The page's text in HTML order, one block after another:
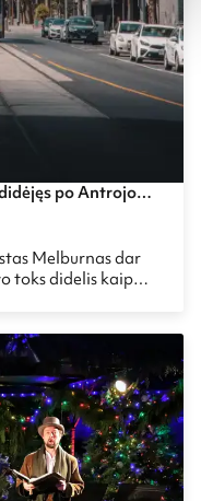
po Antrojo
Melburnas dar
toks didelis kaip
ir žemyne.